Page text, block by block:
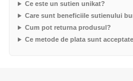
Ce este un sutien unikat?
Care sunt beneficiile sutienului
Cum pot returna produsul?
Ce metode de plata sunt